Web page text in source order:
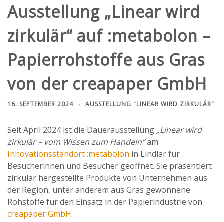
Ausstellung „Linear wird
zirkulär“ auf :metabolon –
Papierrohstoffe aus Gras
von der creapaper GmbH
16. SEPTEMBER 2024 AUSSTELLUNG "LINEAR WIRD ZIRKULÄR"
Seit April 2024 ist die Dauerausstellung „Linear wird
zirkulär – vom Wissen zum Handeln“am
Innovationsstandort :metabolon in Lindlar für
Besucherinnen und Besucher geöffnet. Sie präsentiert
zirkulär hergestellte Produkte von Unternehmen aus
der Region, unter anderem aus Gras gewonnene
Rohstoffe für den Einsatz in der Papierindustrie von
creapaper GmbH.